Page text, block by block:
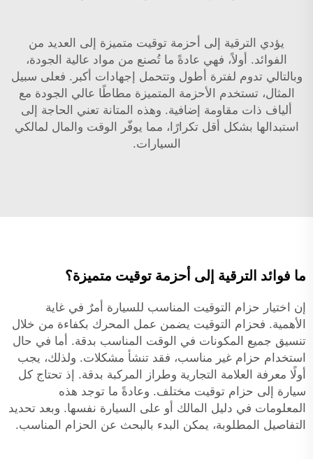
يؤدي الترقية إلى أحزمة توقيت متميزة إلى العديد من
الفوائد. أولاً، فهي عادةً ما تُصنع من مواد عالية الجودة،
وبالتالي تدوم لفترة أطول وتتحمل إجهادات أكبر. فعلى سبيل
المثال، تستخدم الأحزمة المتميزة مطاطًا عالي الجودة مع
ألياف ذات مقاومة إضافية. وهذه المتانة تعني الحاجة إلى
استبدالها بشكل أقل تكرارًا، مما يوفّر الوقت والمال لمالكي
السيارات.
ما فوائد الترقية إلى أحزمة توقيت متميزة؟
إن اختيار حزام التوقيت المناسب للسيارة أمرٌ في غاية
الأهمية. فحزام التوقيت يضمن عمل المحرك بكفاءة من خلال
تنسيق جميع المكونات في الوقت المناسب بدقة. أما في حال
استخدام حزام غير مناسب، فقد تنشأ مشكلات. ولذلك، يجب
أولًا معرفة العلامة التجارية وطراز المركبة بدقة. إذ تحتاج كل
سيارة إلى حزام توقيت مختلف. وعادةً ما توجد هذه
المعلومات في دليل المالك أو على السيارة نفسها. وبعد تحديد
التفاصيل المطلوبة، يمكن البدء بالبحث عن الحزام المناسب.